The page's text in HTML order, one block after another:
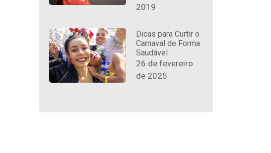
2019
Dicas para Curtir o
Carnaval de Forma
Saudável
26 de fevereiro
de 2025